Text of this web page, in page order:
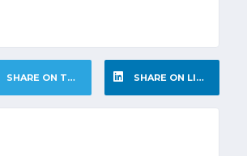
SHARE ON TELEGRAM SHARE ON LINKEDIN